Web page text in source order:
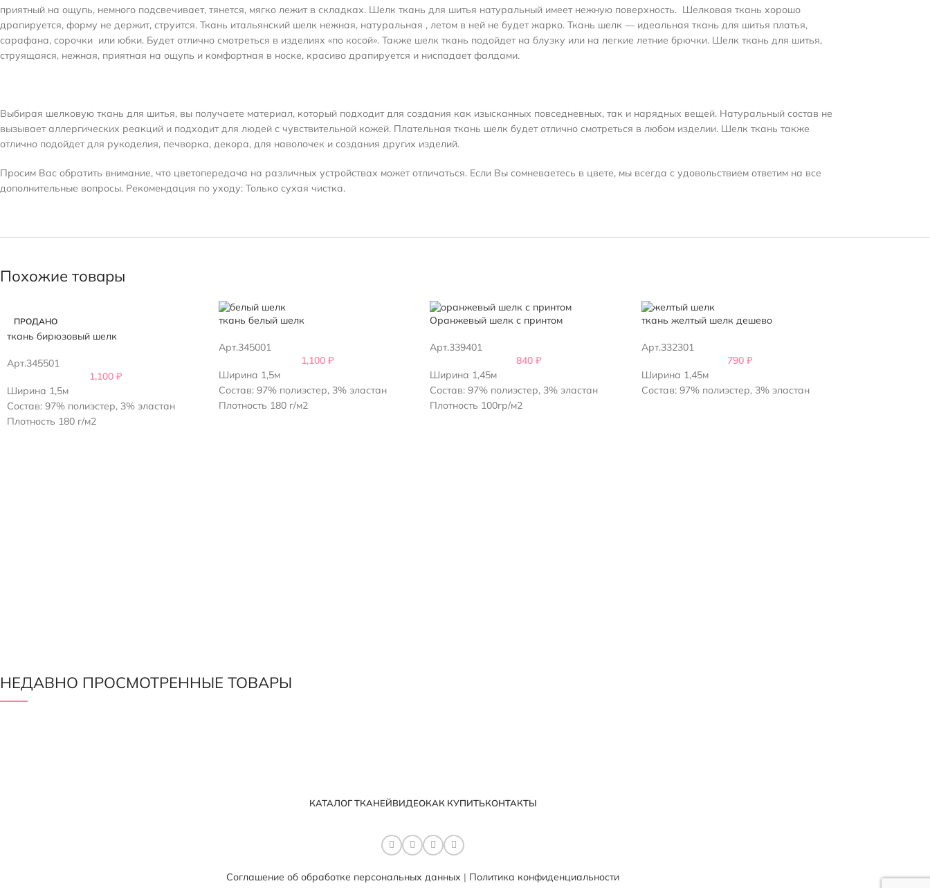
приятный на ощупь, немного подсвечивает, тянется, мягко лежит в складках. Шелк ткань для шитья натуральный имеет нежную поверхность. Шелковая ткань хорошо
драпируется, форму не держит, струится. Ткань итальянский шелк нежная, натуральная , летом в ней не будет жарко. Ткань шелк — идеальная ткань для шитья платья,
сарафана, сорочки или юбки. Будет отлично смотреться в изделиях «по косой». Также шелк ткань подойдет на блузку или на легкие летние брючки. Шелк ткань для шитья,
струящаяся, нежная, приятная на ощупь и комфортная в носке, красиво драпируется и ниспадает фалдами.
Выбирая шелковую ткань для шитья, вы получаете материал, который подходит для создания как изысканных повседневных, так и нарядных вещей. Натуральный состав не
вызывает аллергических реакций и подходит для людей с чувствительной кожей. Плательная ткань шелк будет отлично смотреться в любом изделии. Шелк ткань также
отлично подойдет для рукоделия, печворка, декора, для наволочек и создания других изделий.
Просим Вас обратить внимание, что цветопередача на различных устройствах может отличаться. Если Вы сомневаетесь в цвете, мы всегда с удовольствием ответим на все
дополнительные вопросы. Рекомендация по уходу: Только сухая чистка.
Похожие товары
ПРОДАНО
ткань бирюзовый шелк
Арт.345501
1,100₽
Ширина 1,5м
Состав: 97% полиэстер, 3% эластан
Плотность 180 г/м2
ткань белый шелк
Арт.345001
1,100 ₽
Ширина 1,5м
Состав: 97% полиэстер, 3% эластан
Плотность 180 г/м2
Оранжевый шелк с принтом
Арт.339401
840 ₽
Ширина 1,45м
Состав: 97% полиэстер, 3% эластан
Плотность 100гр/м2
ткань желтый шелк дешево
Арт.332301
790₽
Ширина 1,45м
Состав: 97% полиэстер, 3% эластан
НЕДАВНО ПРОСМОТРЕННЫЕ ТОВАРЫ
КАТАЛОГ ТКАНЕЙВИДЕОКАК КУПИТЬКОНТАКТЫ
Соглашение об обработке персональных данных | Политика конфиденциальности